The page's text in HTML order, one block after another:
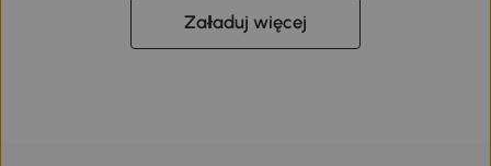
Załaduj więcej